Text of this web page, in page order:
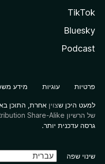
TikTok
Bluesky
Podcast
פרטיות עוגיות מידע
למעט היכן שצוין אחרת, התוכן
של הרשיון Creative Commons Attribution Share-Alike
גרסה עדכנית יותר.
שינוי שפה